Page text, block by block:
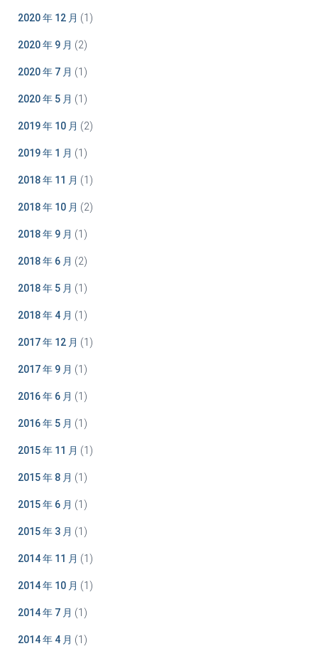
2020 年 12 月 (1)
2020 年 9 月 (2)
2020 年 7 月 (1)
2020 年 5 月 (1)
2019 年 10 月 (2)
2019 年 1 月 (1)
2018 年 11 月 (1)
2018 年 10 月 (2)
2018 年 9 月 (1)
2018 年 6 月 (2)
2018 年 5 月 (1)
2018 年 4 月 (1)
2017 年 12 月 (1)
2017 年 9 月 (1)
2016 年 6 月 (1)
2016 年 5 月 (1)
2015 年 11 月 (1)
2015 年 8 月 (1)
2015 年 6 月 (1)
2015 年 3 月 (1)
2014 年 11 月 (1)
2014 年 10 月 (1)
2014 年 7 月 (1)
2014 年 4 月 (1)